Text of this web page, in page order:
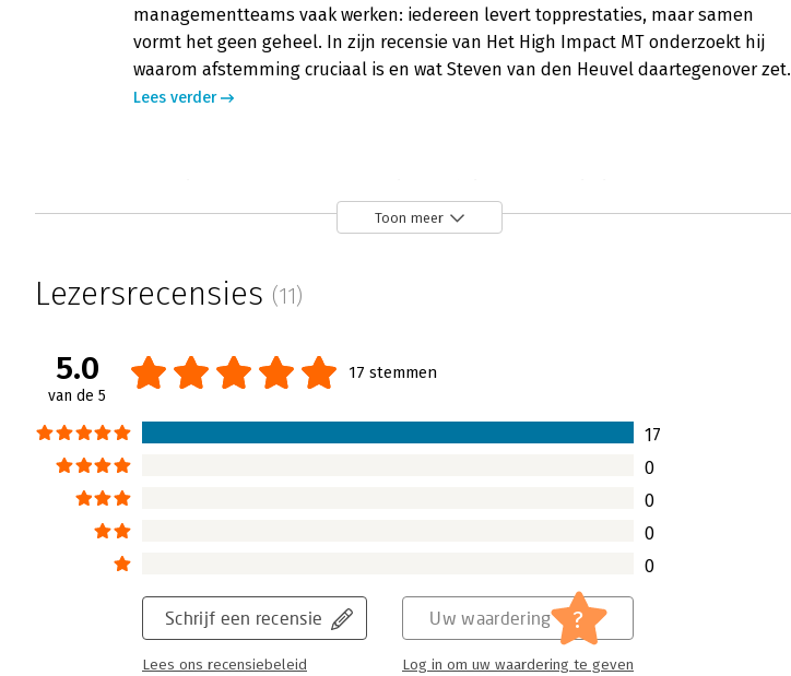
managementteams vaak werken: iedereen levert topprestaties, maar samen
vormt het geen geheel. In zijn recensie van Het High Impact MT onderzoekt hij
waarom afstemming cruciaal is en wat Steven van den Heuvel daartegenover zet.
Lees verder
Hendrika Willemse-Vreugdenhil | 1 december 2025
hoe Het High Impact MT van Steven van den Heuvel een bijzonder krachtig,
praktisch en realistisch kader biedt voor iedereen die met managementteams
en hoe de drie pijlers richting, relaties en ritme teams helpen om écht impact te
maken.
Toon meer
Lezersrecensies (11)
5.0
van de 5
17 stemmen
17
0
0
0
0
Schrijf een recensie
Lees ons recensiebeleid
Uw waardering ?
Log in om uw waardering te geven